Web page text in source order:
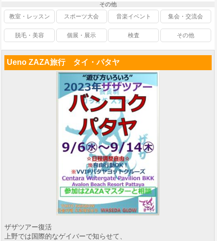
その他
教室・レッスン
スポーツ大会 音楽イベント 集会・交流会
脱毛・美容 個展・展示 検査 その他
Ueno ZAZA旅行 タイ・パタヤ
ザザツアー復活
上野では国際的なゲイバーで知らせて、